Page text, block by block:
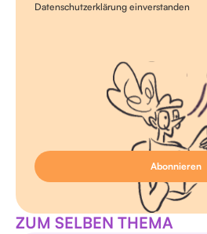
Datenschutzerklärung einverstanden
ZUM SELBEN THEMA